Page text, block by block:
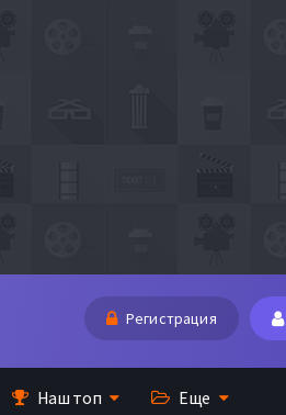
Регистрация
Наш топ Еще